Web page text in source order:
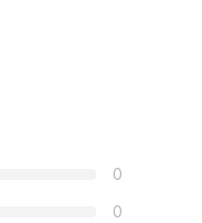
0
0